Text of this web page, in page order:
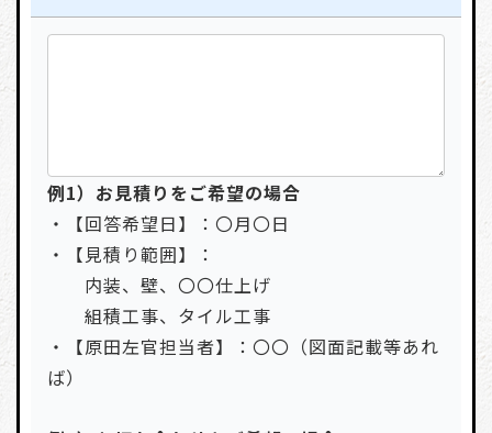
例1）お見積りをご希望の場合
・【回答希望日】：〇月〇日
・【見積り範囲】：
内装、壁、〇〇仕上げ
組積工事、タイル工事
・【原田左官担当者】：〇〇（図面記載等あれ
ば）